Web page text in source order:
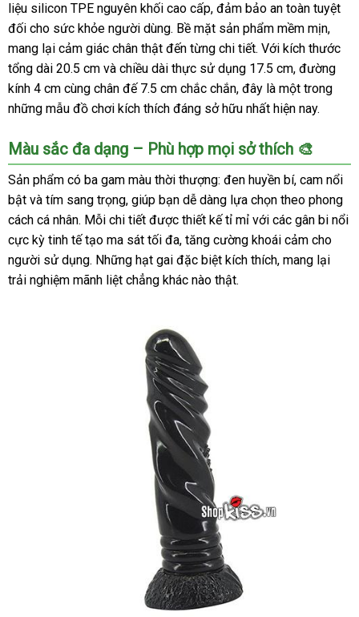
liệu silicon TPE nguyên khối cao cấp, đảm bảo an toàn tuyệt
đối cho sức khỏe người dùng. Bề mặt sản phẩm mềm mịn,
mang lại cảm giác chân thật đến từng chi tiết. Với kích thước
tổng dài 20.5 cm và chiều dài thực sử dụng 17.5 cm, đường
kính 4 cm cùng chân đế 7.5 cm chắc chắn, đây là một trong
những mẫu đồ chơi kích thích đáng sở hữu nhất hiện nay.
Màu sắc đa dạng – Phù hợp mọi sở thích 🎨
Sản phẩm có ba gam màu thời thượng: đen huyền bí, cam nổi
bật và tím sang trọng, giúp bạn dễ dàng lựa chọn theo phong
cách cá nhân. Mỗi chi tiết được thiết kế tỉ mỉ với các gân bi nổi
cực kỳ tinh tế tạo ma sát tối đa, tăng cường khoái cảm cho
người sử dụng. Những hạt gai đặc biệt kích thích, mang lại
trải nghiệm mãnh liệt chẳng khác nào thật.